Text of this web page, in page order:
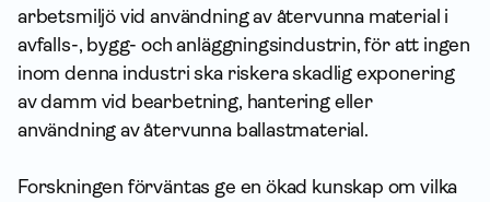
arbetsmiljö vid användning av återvunna material i
avfalls-, bygg- och anläggningsindustrin, för att ingen
inom denna industri ska riskera skadlig exponering
av damm vid bearbetning, hantering eller
användning av återvunna ballastmaterial.
Forskningen förväntas ge en ökad kunskap om vilka